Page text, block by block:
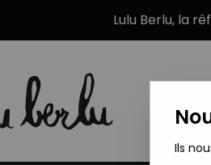
Lulu Berlu, la
Ils